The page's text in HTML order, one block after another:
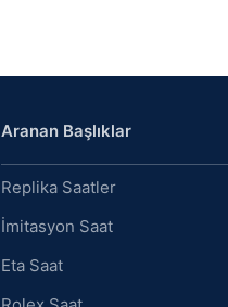
Aranan Başlıklar
Replika Saatler
İmitasyon Saat
Eta Saat